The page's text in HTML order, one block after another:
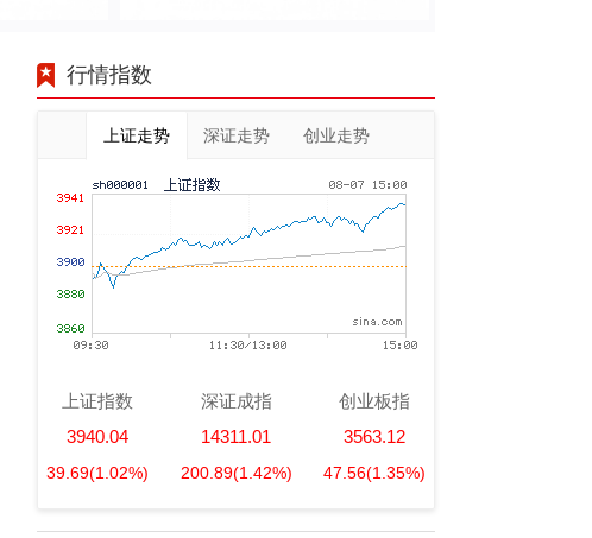
行情指数
上证走势 深证走势 创业走势
上证指数
3940.04
39.69(1.02%)
深证成指
14311.01
200.89(1.42%)
创业板指
3563.12
47.56(1.35%)